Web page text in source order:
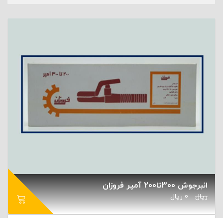
انبرجوش 300تا200 آمپر فروزان
ریال 0 ریال